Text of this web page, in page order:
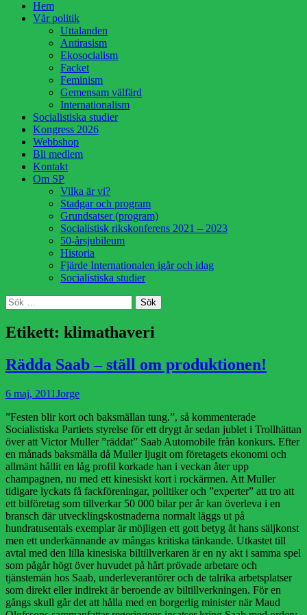
HoppaHem
Vår politik
Uttalanden
Antirasism
Ekosocialism
Facket
Feminism
Gemensam välfärd
Internationalism
Socialistiska studier
Kongress 2026
Webbshop
Bli medlem
Kontakt
Om SP
Vilka är vi?
Stadgar och program
Grundsatser (program)
Socialistisk rikskonferens 2021 – 2023
50-årsjubileum
Historia
Fjärde Internationalen igår och idag
Socialistiska studier
Sök
Sök
efter:
Etikett: klimathaveri
Rädda Saab – ställ om produktionen!
Publicerad
6 maj, 2011 Författare
Jorge
”Festen blir kort och baksmällan tung.”, så kommenterade
Socialistiska Partiets styrelse för ett drygt år sedan jublet i Trollhättan
över att Victor Muller ”räddat” Saab Automobile från konkurs. Efter
en månads baksmälla då Muller ljugit om företagets ekonomi och
allmänt hållit en låg profil korkade han i veckan åter upp
champagnen, nu med ett kinesiskt kort i rockärmen. Att Muller
tidigare lyckats få fackföreningar, politiker och ”experter” att tro att
ett bilföretag som tillverkar 50 000 bilar per år kan överleva i en
bransch där utvecklingskostnaderna normalt läggs ut på
hundratusentals exemplar är möjligen ett gott betyg åt hans säljkonst
men ett underkännande av mångas kritiska tänkande. Utkastet till
avtal med den lilla kinesiska biltillverkaren är en ny akt i samma spel
som pågår högt över huvudet på hårt prövade arbetare och
tjänstemän hos Saab, underleverantörer och de talrika arbetsplatser
som direkt eller indirekt är beroende av biltillverkningen. För en
gångs skull går det att hålla med en borgerlig minister när Maud